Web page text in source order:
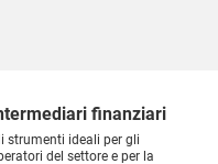
finanziari
strumenti ideali per gli
del settore e per la